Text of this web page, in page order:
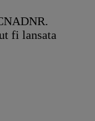
fi lansata